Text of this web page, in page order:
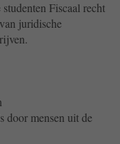
Fiscaal recht
juridische
door mensen uit de